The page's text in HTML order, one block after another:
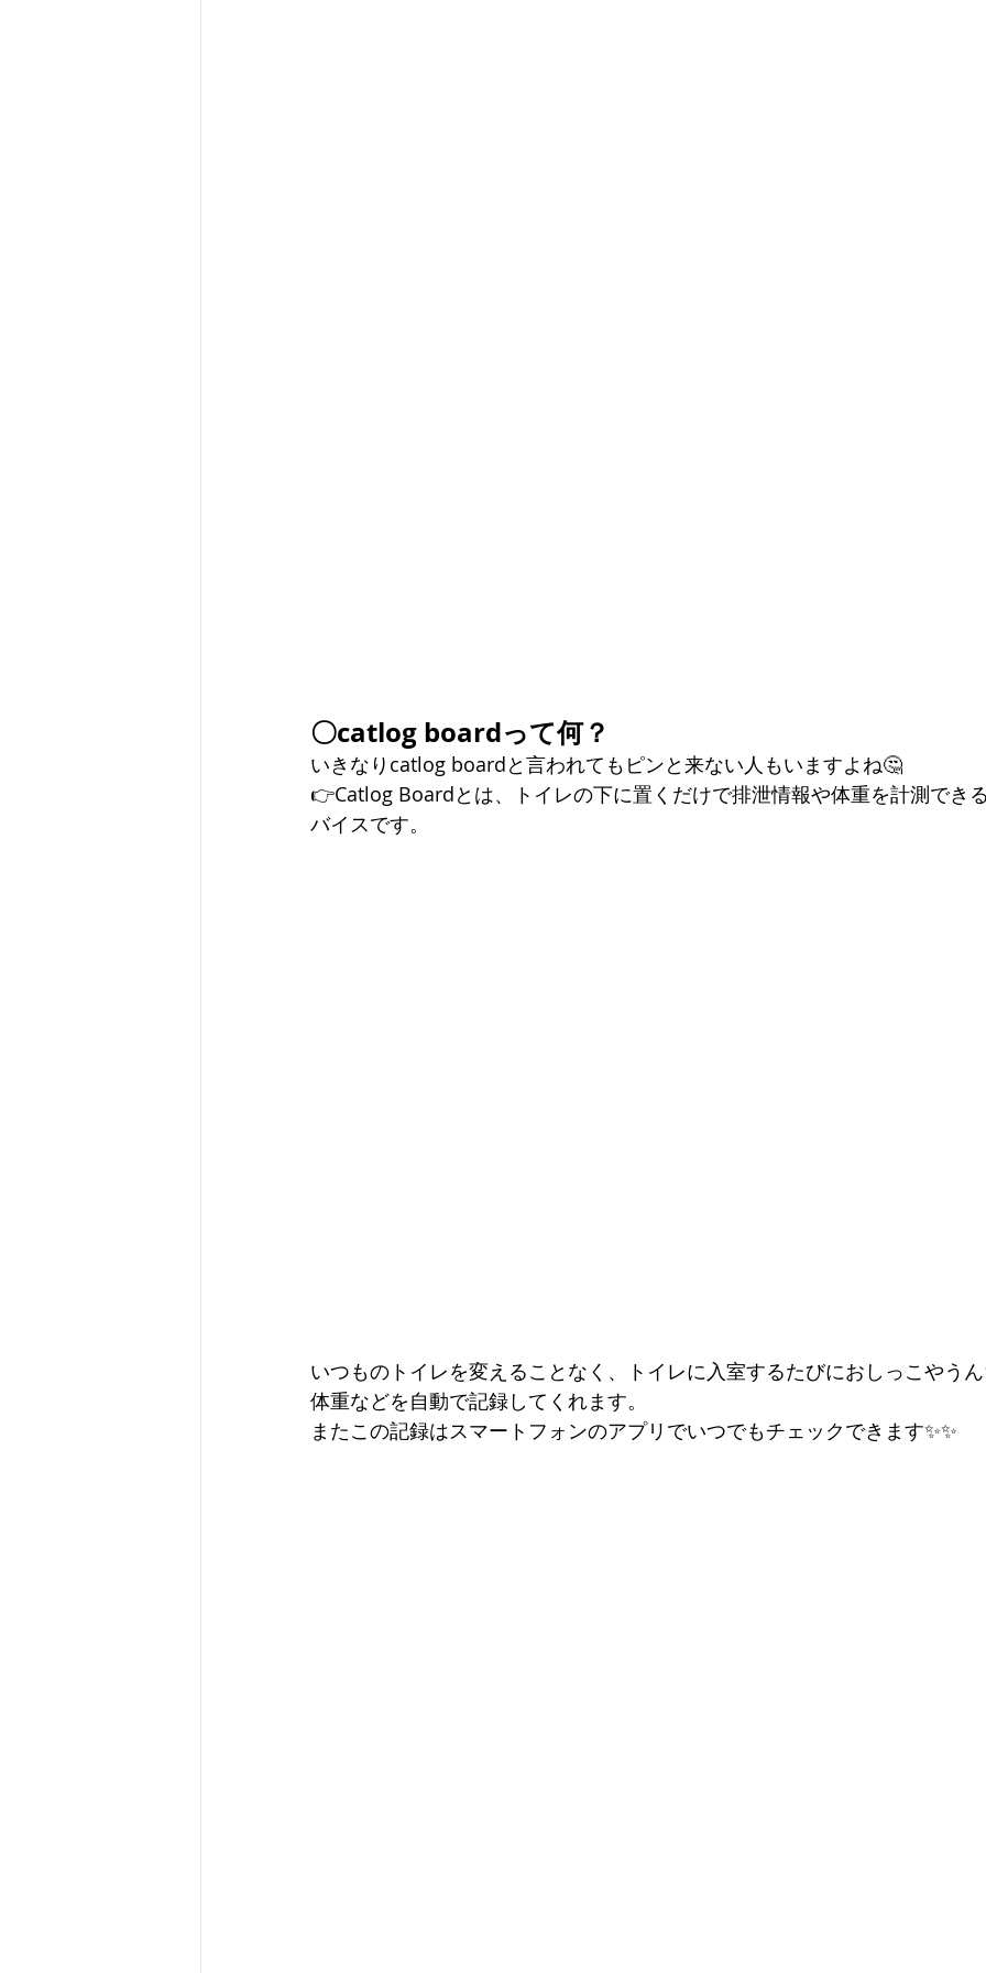
〇catlog boardって何？
いきなりcatlog boardと言われてもピンと来ない人もいますよね🤔
👉Catlog Boardとは、トイレの下に置くだけで排泄情報や体重を計測でき
バイスです。
いつものトイレを変えることなく、トイレに入室するたびにおしっこやうん
体重などを自動で記録してくれます。
またこの記録はスマートフォンのアプリでいつでもチェックできます✨✨